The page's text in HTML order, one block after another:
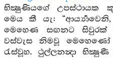
භික්‍ෂුණියගේ උපස්ථායක
මෙය කී යැ:
මෙහෙණ සඟනට සිවුරක්
වස්වැස නිමවූ මෙහෙණෝ
රැස්වූහ. ථුල්ලනන්‍දා